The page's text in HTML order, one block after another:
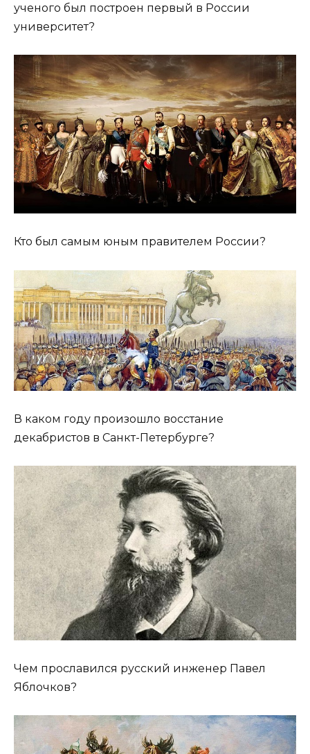
ученого был построен первый в России
университет?
Кто был самым юным правителем России?
В каком году произошло восстание
декабристов в Санкт-Петербурге?
Чем прославился русский инженер Павел
Яблочков?